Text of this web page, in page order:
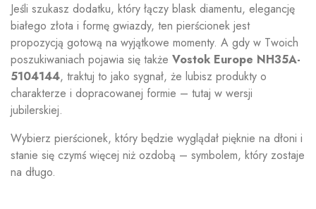
Jeśli szukasz dodatku, który łączy blask diamentu, elegancję
białego złota i formę gwiazdy, ten pierścionek jest
propozycją gotową na wyjątkowe momenty. A gdy w Twoich
poszukiwaniach pojawia się także Vostok Europe NH35A-
5104144, traktuj to jako sygnał, że lubisz produkty o
charakterze i dopracowanej formie – tutaj w wersji
jubilerskiej.
Wybierz pierścionek, który będzie wyglądał pięknie na dłoni i
stanie się czymś więcej niż ozdobą – symbolem, który zostaje
na długo.